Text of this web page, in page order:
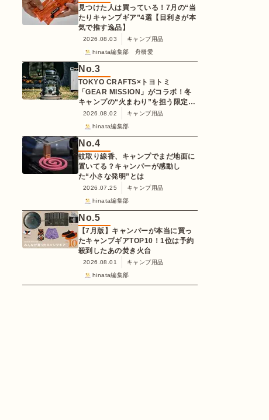
見つけた人は買っている！7月の“当
たりキャンプギア”4選【目利きが本
気で推す逸品】
2026.08.03
キャンプ用品
hinata編集部 舟橋愛
No.3
TOKYO CRAFTS×トヨトミ
「GEAR MISSION」がコラボ！冬
キャンプの“火まわり”を担う限定
K3クッキングストーブが登場
2026.08.02
キャンプ用品
hinata編集部
No.4
蚊取り線香、キャンプでまだ地面に
置いてる？キャンパーが感動し
た“小さな発明”とは
2026.07.25
キャンプ用品
hinata編集部
No.5
【7月版】キャンパーが本当に買っ
たキャンプギアTOP10！1位は予約
殺到したあの焚き火台
2026.08.01
キャンプ用品
hinata編集部